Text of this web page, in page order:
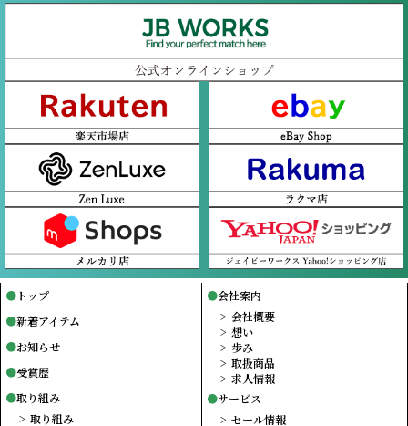
トップ
新着アイテム
お知らせ
受賞歴
取り組み
取り組み
会社案内
会社概要
想い
歩み
取扱商品
求人情報
サービス
セール情報